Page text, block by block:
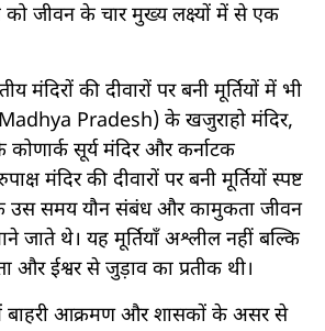
को जीवन के चार मुख्य लक्ष्यों में से एक
मंदिरों की दीवारों पर बनी मूर्तियों में भी
Pradesh) के खजुराहो मंदिर,
सूर्य मंदिर और कर्नाटक
मंदिर की दीवारों पर बनी मूर्तियों स्पष्ट
उस समय यौन संबंध और कामुकता जीवन
जाते थे। यह मूर्तियाँ अश्लील नहीं बल्कि
और ईश्वर से जुड़ाव का प्रतीक थी।
बाहरी आक्रमण और शासकों के असर से